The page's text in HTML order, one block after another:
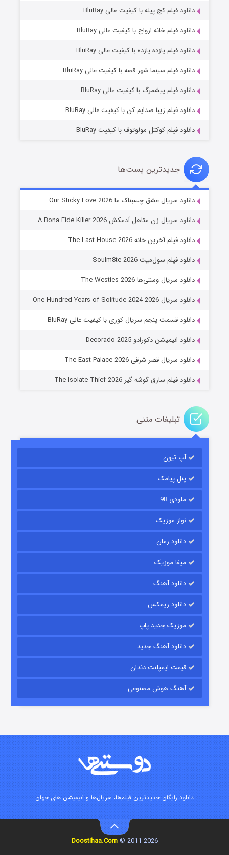
شوهر
عملیات آپارتمان
قسمت۲ (زیرنویس) منتشر شد
قسمت
قسمت۷ (زیرنویس) منتشر شد
دانلود فیلم کج‌ پیله با کیفیت عالی BluRay
دانلود فیلم خانه ارواح با کیفیت عالی BluRay
دانلود فیلم یازده یازده با کیفیت عالی BluRay
دانلود فیلم سینما شهر قصه با کیفیت عالی BluRay
دانلود فیلم پیشمرگ با کیفیت عالی BluRay
دانلود فیلم زیبا صدایم کن با کیفیت عالی BluRay
دانلود فیلم کوکتل مولوتوف با کیفیت BluRay
جدیدترین پست‌ها
دانلود سریال عشق چسبناک ما Our Sticky Love 2026
دانلود سریال زن متاهل آدمکش A Bona Fide Killer 2026
دانلود فیلم آخرین خانه The Last House 2026
دانلود فیلم سول‌میت Soulm8te 2026
دانلود سریال وستی‌ها The Westies 2026
دانلود سریال One Hundred Years of Solitude 2024-2026
دانلود قسمت پنجم سریال کوری با کیفیت عالی BluRay
دانلود انیمیشن دکورادو Decorado 2025
دانلود سریال قصر شرقی The East Palace 2026
دانلود فیلم سارق گوشه گیر The Isolate Thief 2026
تبلیغات متنی
آپ تیون
پنل پیامک
ملودی 98
نواز موزیک
دانلود رمان
میفا موزیک
دانلود آهنگ
دانلود ریمکس
موزیک جدید پاپ
دانلود آهنگ جدید
قیمت ایمپلنت دندان
آهنگ هوش مصنوعی
دانلود رایگان جدیدترین فیلم‌ها، سریال‌ها و انیمیشن های جهان
2011-2026 ©
Doostihaa.Com